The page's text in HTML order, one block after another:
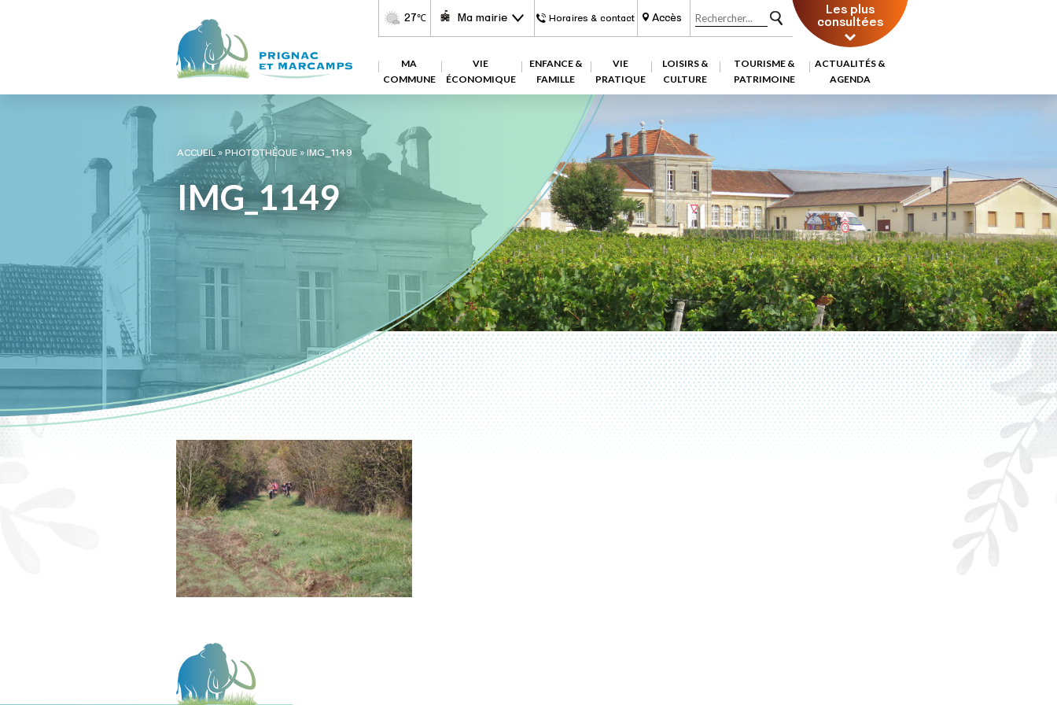
27℃ Ma mairie Horaires & contact Accès Les plus
consultées
MA
COMMUNE
VIE
ÉCONOMIQUE
ENFANCE &
FAMILLE
VIE
PRATIQUE
LOISIRS &
CULTURE
TOURISME &
PATRIMOINE
ACTUALITÉS &
AGENDA
ACCUEIL»PHOTOTHÈQUE»IMG_1149
IMG_1149